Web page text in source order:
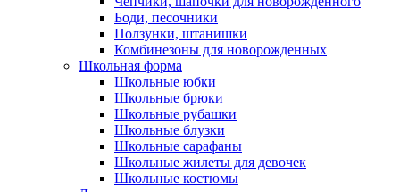
Боди, песочники
Ползунки, штанишки
Комбинезоны для новорожденных
Школьная форма
Школьные юбки
Школьные брюки
Школьные рубашки
Школьные блузки
Школьные сарафаны
Школьные жилеты для девочек
Школьные костюмы